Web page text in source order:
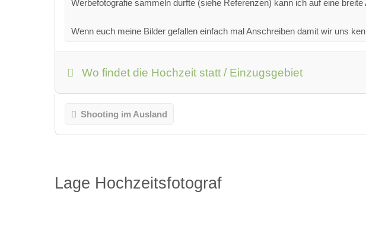
Werbefotografie sammeln durfte (siehe Referenzen) kann ich auf eine
Wenn euch meine Bilder gefallen einfach mal Anschreiben damit wir uns
Wo findet die Hochzeit statt / Einzugsgebiet
Shooting im Ausland
Lage Hochzeitsfotograf